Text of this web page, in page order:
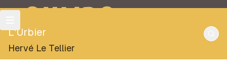
OULIPO
L'Urbier
Hervé Le Tellier